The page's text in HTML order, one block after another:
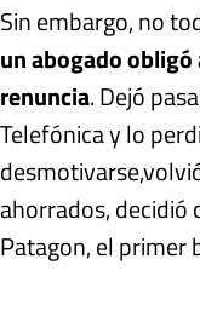
Sin embargo, no
un abogado
renuncia. Dejó
Telefónica y lo
desmotivarse,
ahorrados, decidió
Patagon, el primer